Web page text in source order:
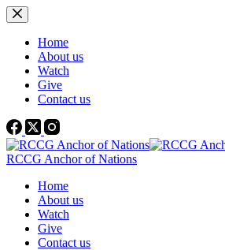
Home
About us
Watch
Give
Contact us
RCCG Anchor of Nations
Home
About us
Watch
Give
Contact us